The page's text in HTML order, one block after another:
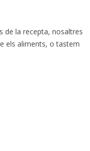
de la recepta, nosaltres
els aliments, o tastem